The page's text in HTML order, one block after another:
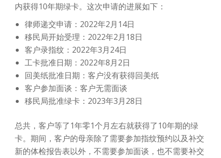
内获得10年期绿卡。这次申请的进展如下：
律师递交申请：2022年2月14日
移民局开始受理：2022年2月18日
客户录指纹：2022年3月24日
工卡批准日期：2022年8月2日
回美纸批准日期：客户没有获得回美纸
客户参加面谈：客户无需面谈
移民局批准绿卡：2023年3月28日
总共，客户等了1年零1个月左右就获得了10年期的绿
卡。期间，客户的母亲除了需要参加指纹预约以及补交
新的体检报告表以外，不需要参加面谈，也不需要补交